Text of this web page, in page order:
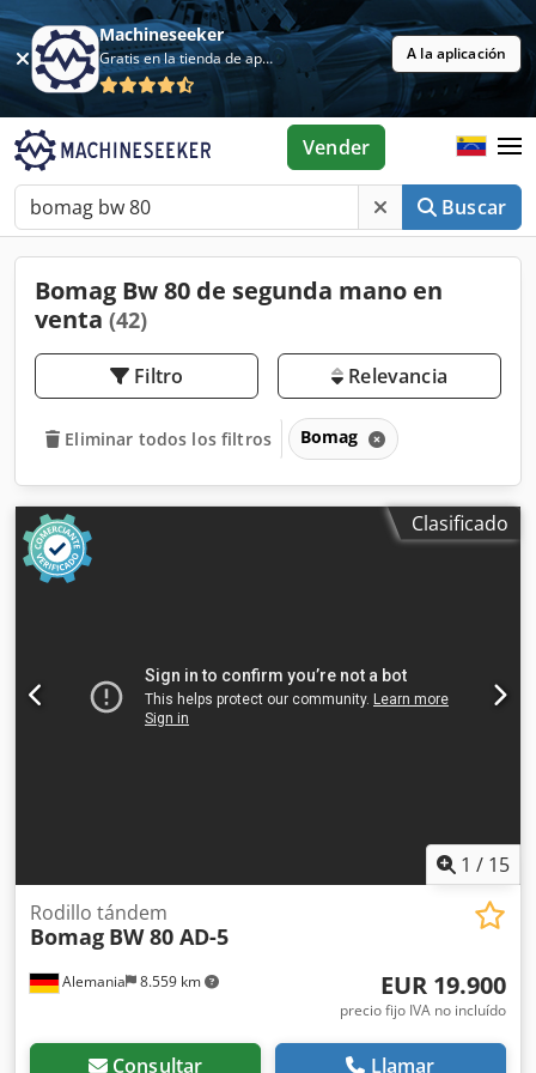
Machineseeker
Gratis en la tienda de aplicaciones A la aplicación
Buscar
Vender
Bomag Bw 80 de segunda mano en
venta (42)
Filtro Relevancia
Eliminar todos los filtros Bomag
Clasificado
1 / 15
Alemania 8.559 km
Rodillo tándem
Bomag BW 80 AD-5
EUR 19.900
precio fijo IVA no incluído
Consultar Llamar